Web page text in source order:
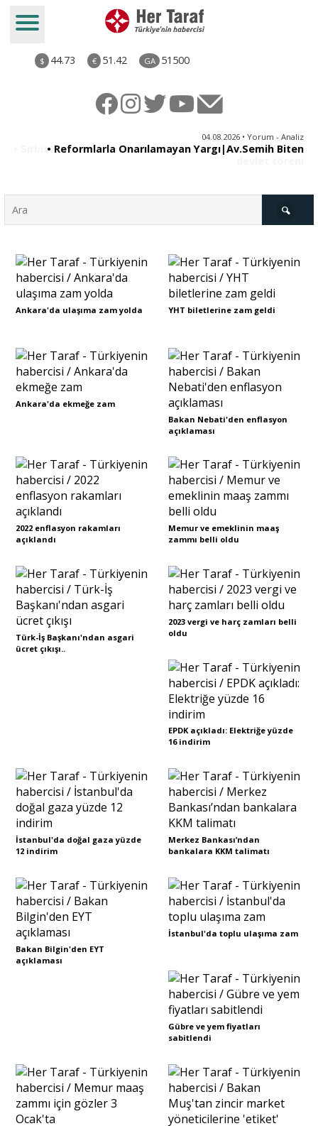
$ 44.73 € 51.42 GA 51500
04.08.2026 • Yorum - Analiz
• Reformlarla Onarılamayan Yargı|Av.Semih Biten
Türkiye
Derkenar
Sivil Toplum
Kültür - Sanat
Dünya
Yorum - Analiz
Söyleşi
Yazı Dizisi
Portre
Yazarlar
Eğitim
Dosya Haber
Sağlık
Ankara'da ulaşıma zam yolda YHT biletlerine zam geldi
Ankara'da ekmeğe zam
Bakan Nebati'den enflasyon
açıklaması
2022 enflasyon rakamları
açıklandı
Memur ve emeklinin maaş
zammı belli oldu
Türk-İş Başkanı'ndan asgari
ücret çıkışı..
2023 vergi ve harç zamları belli
oldu
EPDK açıkladı: Elektriğe yüzde
16 indirim
İstanbul'da doğal gaza yüzde
12 indirim
Merkez Bankası’ndan
bankalara KKM talimatı
Bakan Bilgin'den EYT
açıklaması
İstanbul'da toplu ulaşıma zam
Gübre ve yem fiyatları
sabitlendi